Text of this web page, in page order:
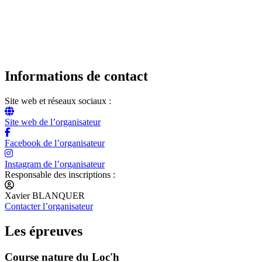
Informations de contact
Site web et réseaux sociaux :
Site web de l’organisateur
Facebook de l’organisateur
Instagram de l’organisateur
Responsable des inscriptions :
Xavier BLANQUER
Contacter l’organisateur
Les épreuves
Course nature du Loc'h